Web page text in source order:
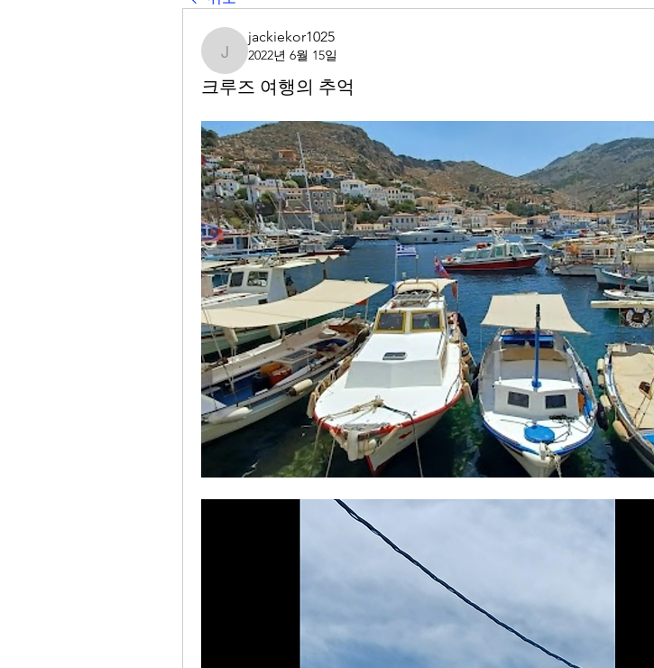
jackiekor1025
jackiekor1025
2022년 6월 15일
크루즈 여행의 추억